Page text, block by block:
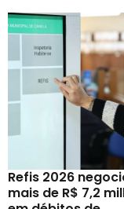
Refis 2026
mais de R$ 7,2